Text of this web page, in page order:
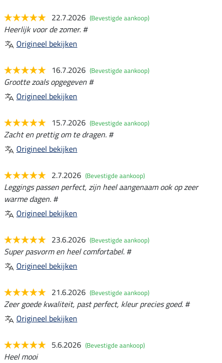
22.7.2026 (Bevestigde aankoop)
Heerlijk voor de zomer. #
Origineel bekijken
16.7.2026 (Bevestigde aankoop)
Grootte zoals opgegeven #
Origineel bekijken
15.7.2026 (Bevestigde aankoop)
Zacht en prettig om te dragen. #
Origineel bekijken
2.7.2026 (Bevestigde aankoop)
Leggings passen perfect, zijn heel aangenaam ook op zeer
warme dagen. #
Origineel bekijken
23.6.2026 (Bevestigde aankoop)
Super pasvorm en heel comfortabel. #
Origineel bekijken
21.6.2026 (Bevestigde aankoop)
Zeer goede kwaliteit, past perfect, kleur precies goed. #
Origineel bekijken
5.6.2026 (Bevestigde aankoop)
Heel mooi